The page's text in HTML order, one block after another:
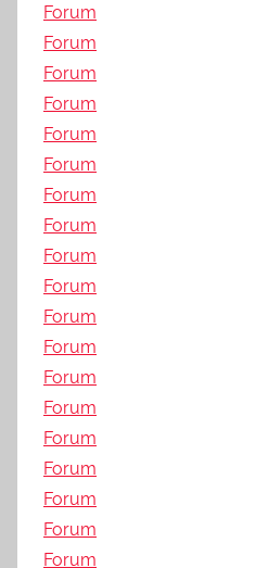
Forum
Forum
Forum
Forum
Forum
Forum
Forum
Forum
Forum
Forum
Forum
Forum
Forum
Forum
Forum
Forum
Forum
Forum
Forum